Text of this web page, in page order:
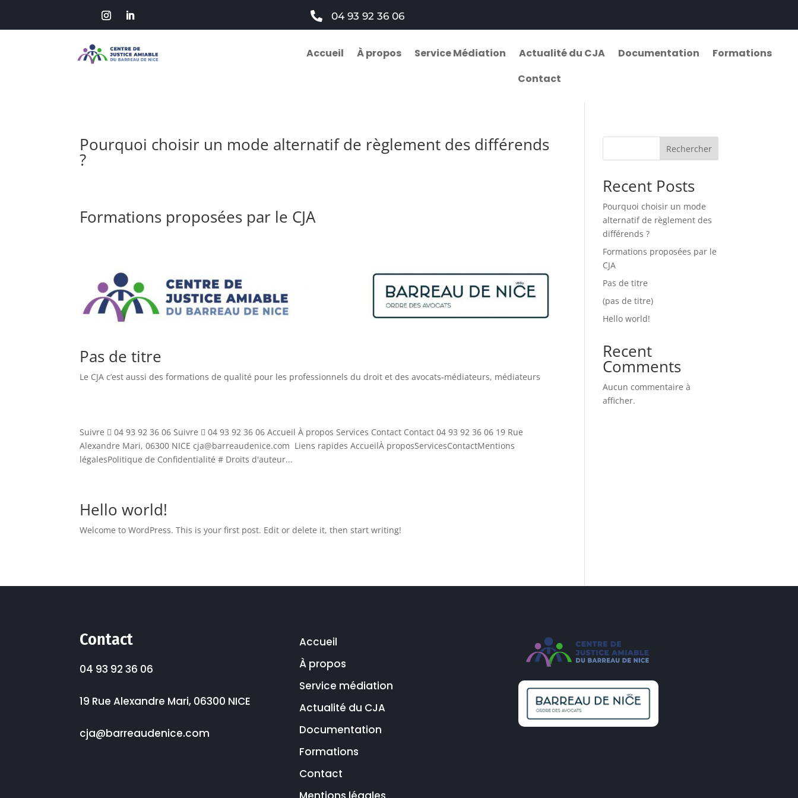
 04 93 92 36 06
Accueil À propos Service Médiation Actualité du CJA Documentation
Formations
Contact
Pourquoi choisir un mode alternatif de règlement des différends
?
Formations proposées par le CJA
Pas de titre
Le CJA c’est aussi des formations de qualité pour les professionnels du droit et des avocats-médiateurs, médiateurs
Suivre  04 93 92 36 06 Suivre  04 93 92 36 06 Accueil À propos Services Contact Contact 04 93 92 36 06 19 Rue
Alexandre Mari, 06300 NICE cja@barreaudenice.com Liens rapides AccueilÀ proposServicesContactMentions
légalesPolitique de Confidentialité # Droits d'auteur...
Hello world!
Welcome to WordPress. This is your first post. Edit or delete it, then start writing!
Rechercher
Recent Posts
Pourquoi choisir un mode
alternatif de règlement des
différends ?
Formations proposées par le
CJA
Pas de titre
(pas de titre)
Hello world!
Recent
Comments
Aucun commentaire à
afficher.
Contact
04 93 92 36 06
19 Rue Alexandre Mari, 06300 NICE
cja@barreaudenice.com
Accueil
À propos
Service médiation
Actualité du CJA
Documentation
Formations
Contact